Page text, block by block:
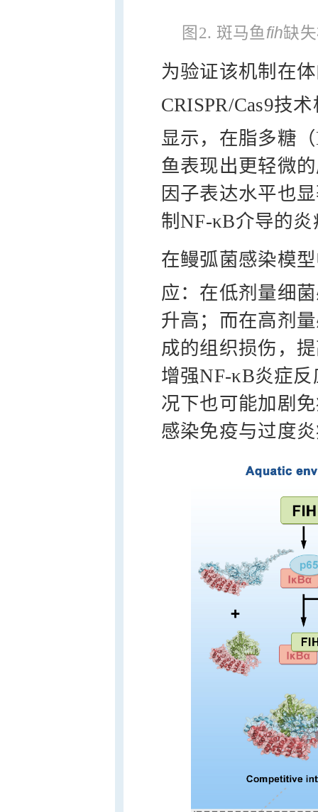
图2. 斑马鱼 fih缺
为验证该机制在
CRISPR/Cas9技
显示，在脂多糖
鱼表现出更轻微
因子表达水平也
制NF-κB介导的
在鳗弧菌感染模
应：在低剂量细
升高；而在高剂
成的组织损伤，
增强NF-κB炎症
况下也可能加剧
感染免疫与过度